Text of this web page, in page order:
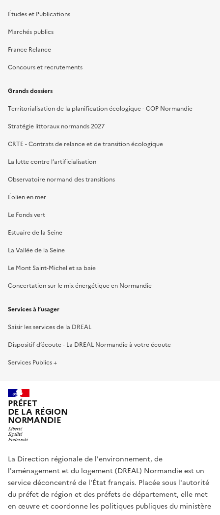
Études et Publications
Marchés publics
France Relance
Concours et recrutements
Grands dossiers
Territorialisation de la planification écologique - COP Normandie
Stratégie littoraux normands 2027
CRTE - Contrats de relance et de transition écologique
La lutte contre l’artificialisation
Observatoire normand des transitions
Éolien en mer
Le Fonds vert
Estuaire de la Seine
La Vallée de la Seine
Le Mont Saint-Michel et sa baie
Concertation sur le mix énergétique en Normandie
Services à l’usager
Saisir les services de la DREAL
Dispositif d’écoute - La DREAL Normandie à votre écoute
Services Publics +
PRÉFET
DE LA RÉGION
NORMANDIE
La Direction régionale de l'environnement, de
l'aménagement et du logement (DREAL) Normandie est un
service déconcentré de l'État français. Placée sous l'autorité
du préfet de région et des préfets de département, elle met
en œuvre et coordonne les politiques publiques du ministère